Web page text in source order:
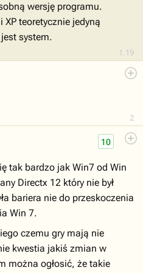
1.19
wersję programu.
teoretycznie jedyną
system.
2
10
tak bardzo jak Win7 od Win
Directx 12 który nie był
bariera nie do przeskoczenia
Win 7.
czemu gry mają nie
kwestia jakiś zmian w
można ogłosić, że takie